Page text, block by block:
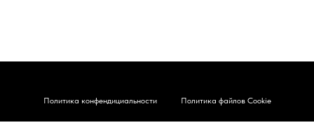
Политика конфендициальности Политика файлов Cookie